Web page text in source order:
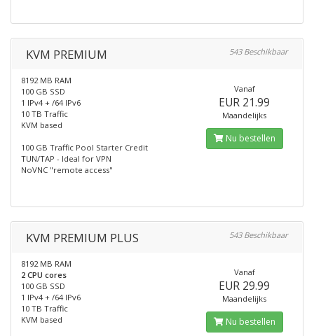
KVM PREMIUM 543 Beschikbaar
8192 MB RAM
100 GB SSD
1 IPv4 + /64 IPv6
10 TB Traffic
KVM based
100 GB Traffic Pool Starter Credit
TUN/TAP - Ideal for VPN
NoVNC "remote access"
Vanaf
EUR 21.99
Maandelijks
Nu bestellen
KVM PREMIUM PLUS 543 Beschikbaar
8192 MB RAM
2 CPU cores
100 GB SSD
1 IPv4 + /64 IPv6
10 TB Traffic
KVM based
Vanaf
EUR 29.99
Maandelijks
Nu bestellen